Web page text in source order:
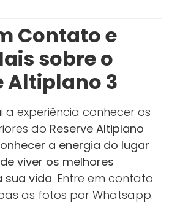
Contato e
sobre o
Altiplano 3
a experiência conhecer os
do Reserve Altiplano
a energia do lugar
viver os melhores
sua vida. Entre em contato
as fotos por Whatsapp.